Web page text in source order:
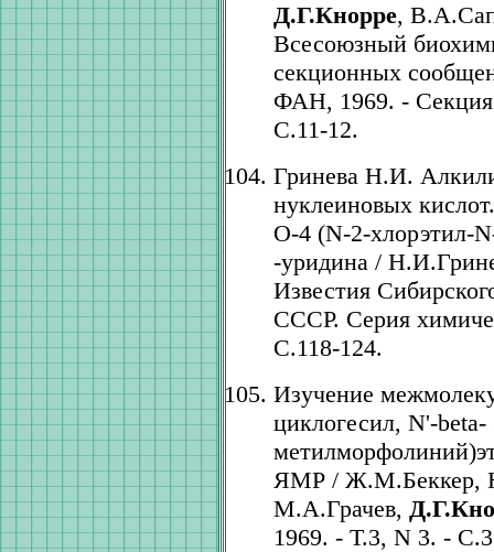
Д.Г.Кнорре,
Всесоюзный
секционных
ФАН, 1969. - Секция
С.11-12.
Гринева Н.И.
нуклеиновых
O-4 (N-2-хлорэтил-
-уридина /
Известия
СССР. Серия
С.118-124.
Изучение
циклогесил, N'-beta-
ЯМР / Ж.М.Беккер,
М.А.Грачев,
1969. - Т.3, N 3. -